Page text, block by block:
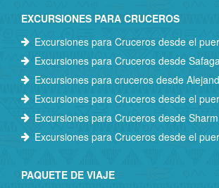
EXCURSIONES PARA CRUCEROS
Excursiones para Cruceros desde el
Excursiones para Cruceros desde
Excursiones para cruceros desde
Excursiones para Cruceros desde el
Excursiones para Cruceros desde
Excursiones para Cruceros desde el
PAQUETE DE VIAJE